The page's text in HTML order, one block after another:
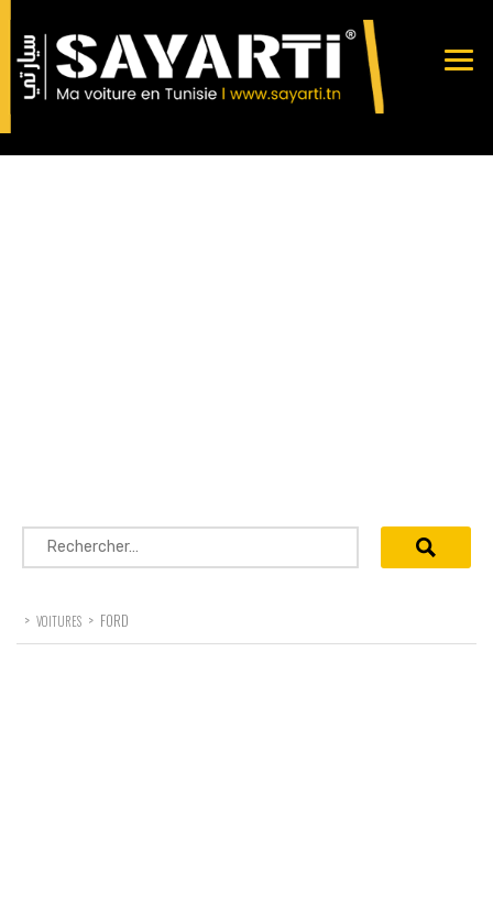
Rechercher :
> VOITURES > FORD